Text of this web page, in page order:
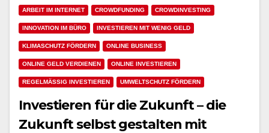
ARBEIT IM INTERNET CROWDFUNDING CROWDINVESTING
INNOVATION IM BÜRO INVESTIEREN MIT WENIG GELD
KLIMASCHUTZ FÖRDERN ONLINE BUSINESS
ONLINE GELD VERDIENEN ONLINE INVESTIEREN
REGELMÄSSIG INVESTIEREN UMWELTSCHUTZ FÖRDERN
Investieren für die Zukunft – die
Zukunft selbst gestalten mit